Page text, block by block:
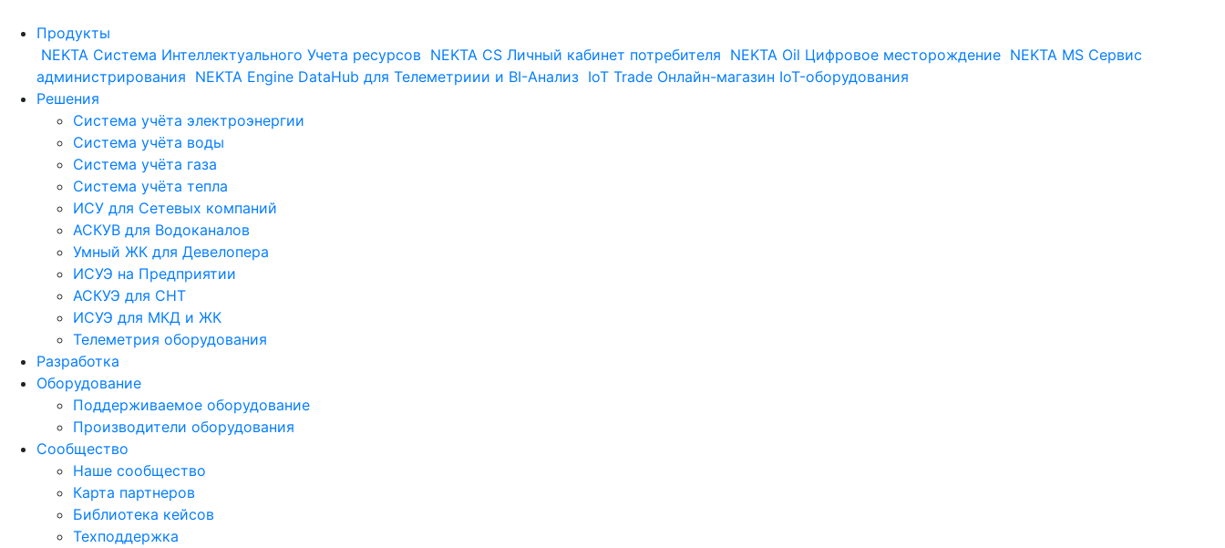
Продукты
NEKTA Система Интеллектуального Учета ресурсов NEKTA CS Личный кабинет потребителя NEKTA Oil Цифровое месторождение NEKTA MS Сервис
администрирования NEKTA Engine DataHub для Телеметриии и BI-Анализ IoT Trade Онлайн-магазин IoT-оборудования
Решения
Система учёта электроэнергии
Система учёта воды
Система учёта газа
Система учёта тепла
ИСУ для Сетевых компаний
АСКУВ для Водоканалов
Умный ЖК для Девелопера
ИСУЭ на Предприятии
АСКУЭ для СНТ
ИСУЭ для МКД и ЖК
Телеметрия оборудования
Разработка
Оборудование
Поддерживаемое оборудование
Производители оборудования
Сообщество
Наше сообщество
Карта партнеров
Библиотека кейсов
Техподдержка